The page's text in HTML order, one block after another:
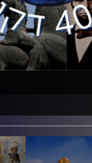
הנאצית לשטחי
רציחות שיטתיות
פרופסור דן מיכמן